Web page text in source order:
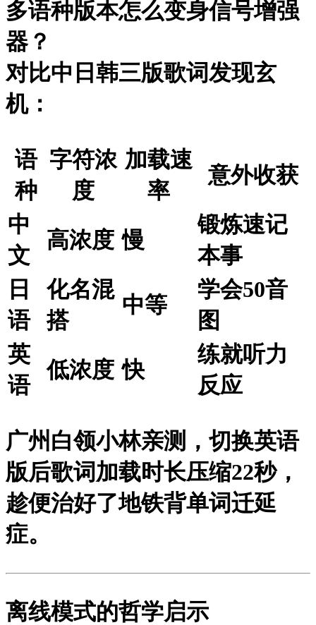
多语种版本怎么变身信号增强
器？
对比中日韩三版歌词发现玄
机：
语
种
字符浓
度
加载速
率
意外收获
中
文
高浓度 慢
锻炼速记
本事
日
语
化名混
搭
中等
学会50音
图
英
语
低浓度 快
练就听力
反应
广州白领小林亲测，切换英语
版后歌词加载时长压缩22秒，
趁便治好了地铁背单词迁延
症。
离线模式的哲学启示